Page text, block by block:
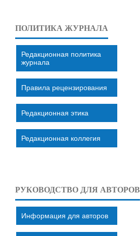
ПОЛИТИКА ЖУРНАЛА
Редакционная политика
журнала
Правила рецензирования
Редакционная этика
Редакционная коллегия
РУКОВОДСТВО ДЛЯ АВТОРОВ
Информация для авторов